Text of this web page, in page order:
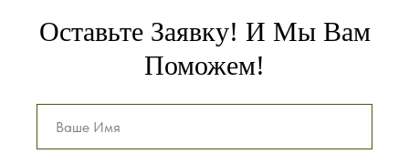
Оставьте Заявку! И Мы Вам
Поможем!